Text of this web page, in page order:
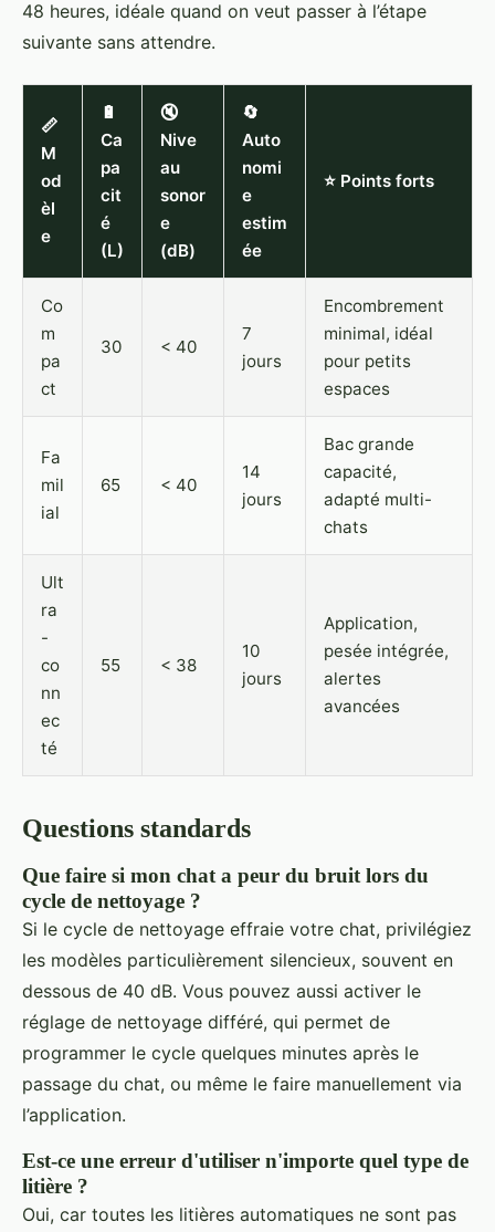
48 heures, idéale quand on veut passer à l’étape
suivante sans attendre.
📏
M
od
èl
e
🔋
Ca
pa
cit
é
(L)
🔇
Nive
au
sonor
e
(dB)
🔄
Auto
nomi
e
estim
ée
⭐ Points forts
Co
m
pa
ct
30 < 40
7
jours
Encombrement
minimal, idéal
pour petits
espaces
Fa
mil
ial
65 < 40
14
jours
Bac grande
capacité,
adapté multi-
chats
Ult
ra
-
co
nn
ec
té
55 < 38
10
jours
Application,
pesée intégrée,
alertes
avancées
Questions standards
Que faire si mon chat a peur du bruit lors du
cycle de nettoyage ?
Si le cycle de nettoyage effraie votre chat, privilégiez
les modèles particulièrement silencieux, souvent en
dessous de 40 dB. Vous pouvez aussi activer le
réglage de nettoyage différé, qui permet de
programmer le cycle quelques minutes après le
passage du chat, ou même le faire manuellement via
l’application.
Est-ce une erreur d'utiliser n'importe quel type de
litière ?
Oui, car toutes les litières automatiques ne sont pas